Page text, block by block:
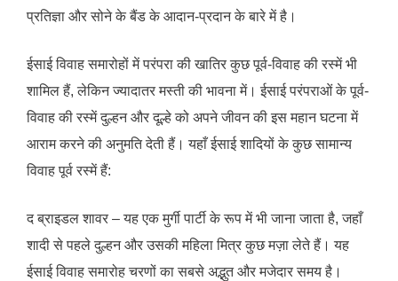
प्रतिज्ञा और सोने के बैंड के आदान-प्रदान के बारे में है।
ईसाई विवाह समारोहों में परंपरा की खातिर कुछ पूर्व-विवाह की रस्में भी
शामिल हैं, लेकिन ज्यादातर मस्ती की भावना में। ईसाई परंपराओं के पूर्व-
विवाह की रस्में दुल्हन और दूल्हे को अपने जीवन की इस महान घटना में
आराम करने की अनुमति देती हैं। यहाँ ईसाई शादियों के कुछ सामान्य
विवाह पूर्व रस्में हैं:
द ब्राइडल शावर – यह एक मुर्गी पार्टी के रूप में भी जाना जाता है, जहाँ
शादी से पहले दुल्हन और उसकी महिला मित्र कुछ मज़ा लेते हैं। यह
ईसाई विवाह समारोह चरणों का सबसे अद्भुत और मजेदार समय है।